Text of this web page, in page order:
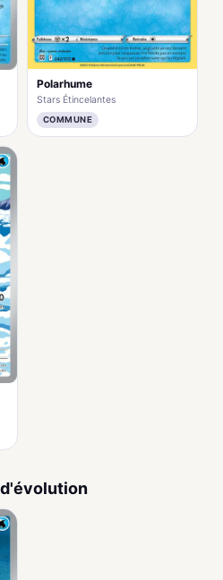
Polarhume
Stars Étincelantes
COMMUNE